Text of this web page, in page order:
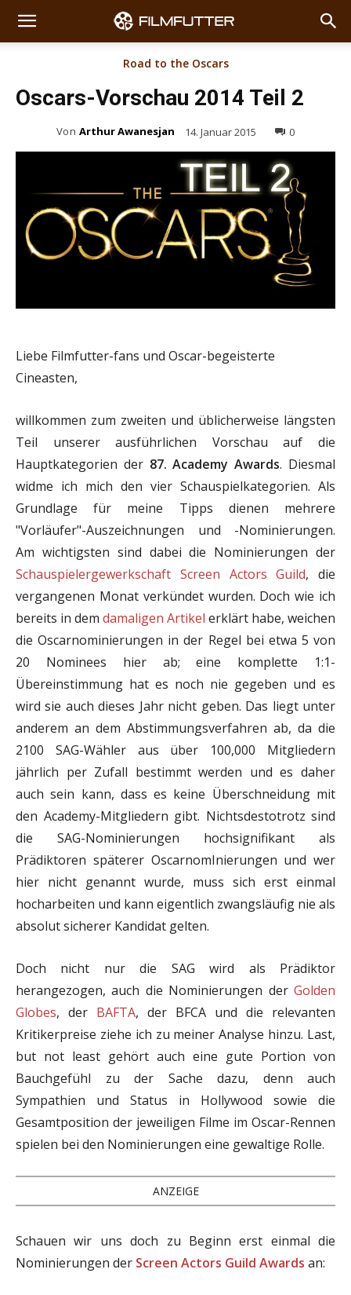
Road to the Oscars
Oscars-Vorschau 2014 Teil 2
Von Arthur Awanesjan 14. Januar 2015 0
Liebe Filmfutter-fans und Oscar-begeisterte
Cineasten,
willkommen zum zweiten und üblicherweise längsten
Teil unserer ausführlichen Vorschau auf die
Hauptkategorien der 87. Academy Awards. Diesmal
widme ich mich den vier Schauspielkategorien. Als
Grundlage für meine Tipps dienen mehrere
"Vorläufer"-Auszeichnungen und -Nominierungen.
Am wichtigsten sind dabei die Nominierungen der
Schauspielergewerkschaft Screen Actors Guild, die
vergangenen Monat verkündet wurden. Doch wie ich
bereits in dem damaligen Artikel erklärt habe, weichen
die Oscarnominierungen in der Regel bei etwa 5 von
20 Nominees hier ab; eine komplette 1:1-
Übereinstimmung hat es noch nie gegeben und es
wird sie auch dieses Jahr nicht geben. Das liegt unter
anderem an dem Abstimmungsverfahren ab, da die
2100 SAG-Wähler aus über 100,000 Mitgliedern
jährlich per Zufall bestimmt werden und es daher
auch sein kann, dass es keine Überschneidung mit
den Academy-Mitgliedern gibt. Nichtsdestotrotz sind
die SAG-Nominierungen hochsignifikant als
Prädiktoren späterer OscarnomInierungen und wer
hier nicht genannt wurde, muss sich erst einmal
hocharbeiten und kann eigentlich zwangsläufig nie als
absolut sicherer Kandidat gelten.
Doch nicht nur die SAG wird als Prädiktor
herangezogen, auch die Nominierungen der Golden
Globes, der BAFTA, der BFCA und die relevanten
Kritikerpreise ziehe ich zu meiner Analyse hinzu. Last,
but not least gehört auch eine gute Portion von
Bauchgefühl zu der Sache dazu, denn auch
Sympathien und Status in Hollywood sowie die
Gesamtposition der jeweiligen Filme im Oscar-Rennen
spielen bei den Nominierungen eine gewaltige Rolle.
ANZEIGE
Schauen wir uns doch zu Beginn erst einmal die
Nominierungen der Screen Actors Guild Awards an: